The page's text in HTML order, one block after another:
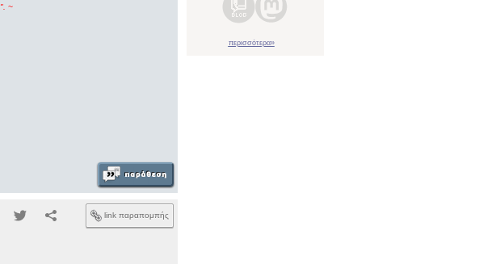
~
link παραπομπής
περισσότερα»